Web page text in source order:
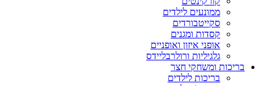
ממונעים לילדים
סקייטבורדים
קסדות ומגנים
אופני איזון ואופניים
גלגיליות ורולרבליידס
בריכות ומשחקי חצר
בריכות לילדים